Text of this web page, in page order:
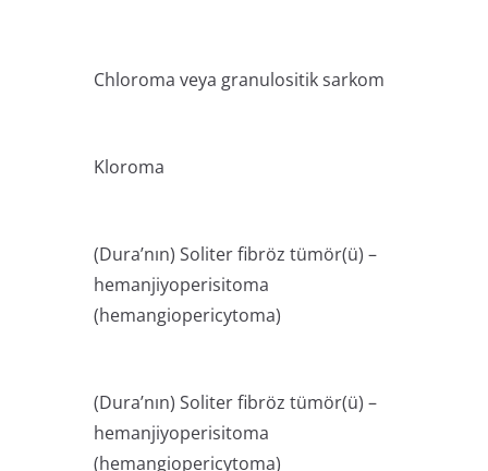
Chloroma veya granulositik sarkom
Kloroma
(Dura’nın) Soliter fibröz tümör(ü) –
hemanjiyoperisitoma
(hemangiopericytoma)
(Dura’nın) Soliter fibröz tümör(ü) –
hemanjiyoperisitoma
(hemangiopericytoma)